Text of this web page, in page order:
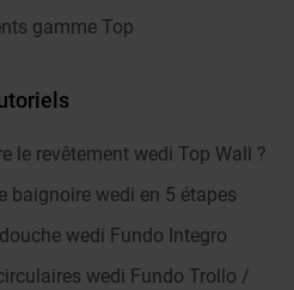
gamme Top
le revêtement wedi Top Wall ?
baignoire wedi en 5 étapes
wedi Fundo Integro
wedi Fundo Trollo /